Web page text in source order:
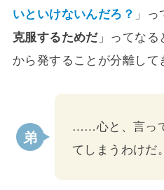
いといけないんだろ？ 」
克服するためだ」ってなる
から発することが分離して
……心と、言っ
てしまうわけだ。